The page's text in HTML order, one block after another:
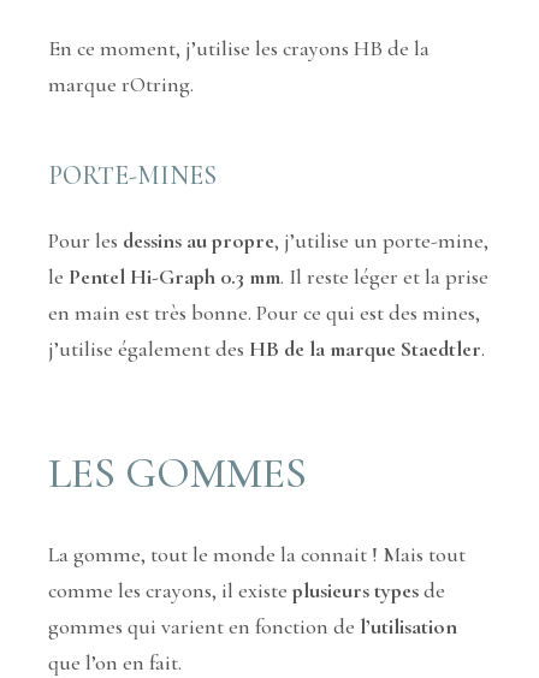
En ce moment, j’utilise les crayons HB de la
marque rOtring.
PORTE-MINES
Pour les dessins au propre, j’utilise un porte-mine,
le Pentel Hi-Graph 0.3 mm. Il reste léger et la prise
en main est très bonne. Pour ce qui est des mines,
j’utilise également des HB de la marque Staedtler.
LES GOMMES
La gomme, tout le monde la connait ! Mais tout
comme les crayons, il existeplusieurs typesde
gommes qui varient en fonction de l’utilisation
que l’on en fait.